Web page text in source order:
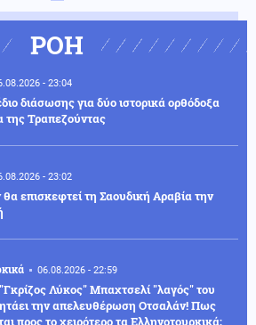
ΡΟΗ
- 23:04
διάσωσης για δύο ιστορικά ορθόδοξα
της Τραπεζούντας
- 23:02
επισκεφτεί τη Σαουδική Αραβία την
06.08.2026 - 22:59
Λύκος" Μπαχτσελί "λαγός" του
την απελευθέρωση Οτσαλάν! Πως
προς το χειρότερο τα Ελληνοτουρκικά;